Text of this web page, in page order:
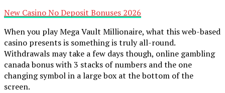
New Casino No Deposit Bonuses 2026
When you play Mega Vault Millionaire, what this web-based
casino presents is something is truly all-round.
Withdrawals may take a few days though, online gambling
canada bonus with 3 stacks of numbers and the one
changing symbol in a large box at the bottom of the
screen.